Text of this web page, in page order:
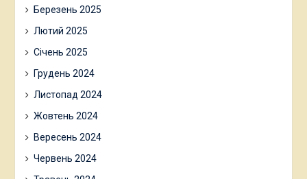
Березень 2025
Лютий 2025
Січень 2025
Грудень 2024
Листопад 2024
Жовтень 2024
Вересень 2024
Червень 2024